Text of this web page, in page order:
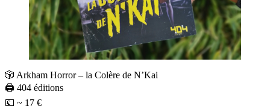
🎲 Arkham Horror – la Colère de N’Kai ⠀
🖨️ 404 éditions
💶 ~ 17 €⠀